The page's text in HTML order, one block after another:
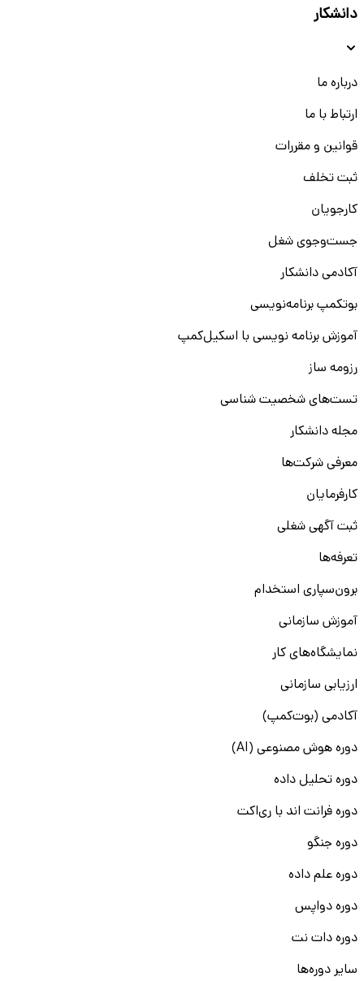
دانشکار
درباره ما
ارتباط با ما
قوانین و مقررات
ثبت تخلف
کارجویان
جست‌و‌جوی شغل
آکادمی دانشکار
بوتکمپ برنامه‌نویسی
آموزش برنامه نویسی با اسکیل‌کمپ
رزومه ساز
تست‌های شخصیت شناسی
مجله دانشکار
معرفی شرکت‌ها
کارفرمایان
ثبت آگهی شغلی
تعرفه‌ها
برون‌سپاری استخدام
آموزش سازمانی
نمایشگاه‌های کار
ارزیابی سازمانی
آکادمی (بوت‌کمپ)
دوره هوش مصنوعی (AI)
دوره تحلیل داده
دوره فرانت اند با ری‌اکت
دوره جنگو
دوره علم داده
دوره دواپس
دوره دات نت
سایر دوره‌ها